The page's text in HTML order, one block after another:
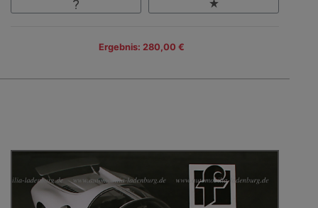
Ergebnis: 280,00 €